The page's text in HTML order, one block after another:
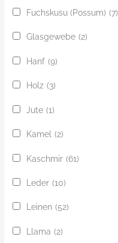
Fuchskusu (Possum) (7)
Glasgewebe (2)
Hanf (9)
Holz (3)
Jute (1)
Kamel (2)
Kaschmir (61)
Leder (10)
Leinen (52)
Llama (2)